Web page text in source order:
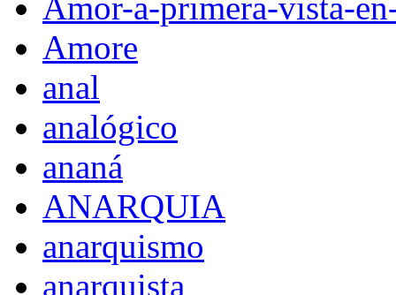
Amor-a-primera-vista-
Amore
anal
analógico
ananá
ANARQUIA
anarquismo
anarquista